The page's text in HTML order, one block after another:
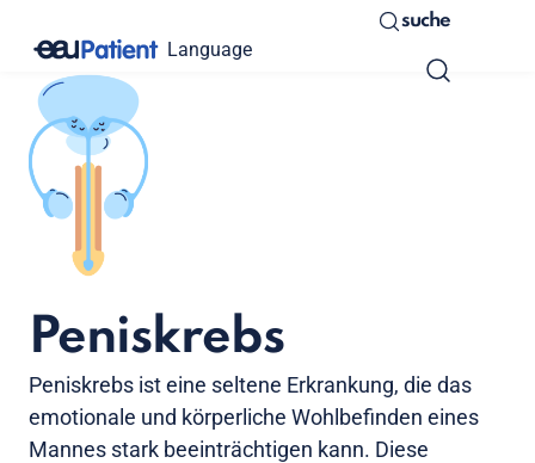
Language
suche
Peniskrebs
Peniskrebs ist eine seltene Erkrankung, die das
emotionale und körperliche Wohlbefinden eines
Mannes stark beeinträchtigen kann. Diese